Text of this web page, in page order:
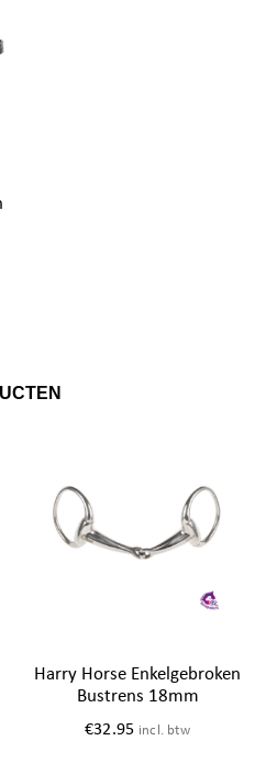
Harry Horse Enkelgebroken
Bustrens 18mm
€32.95 incl. btw